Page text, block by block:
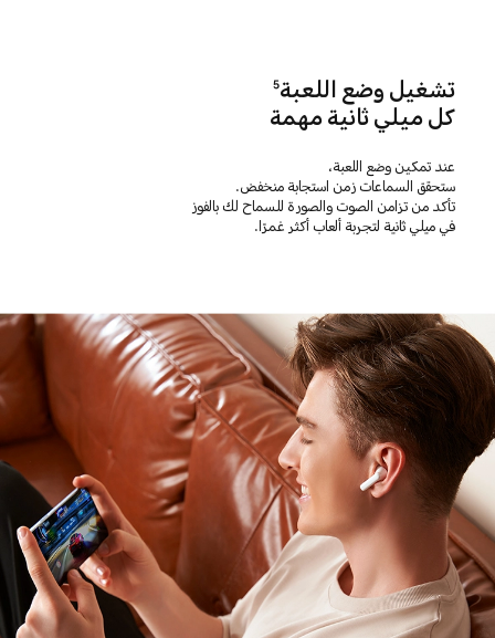
تشغيل وضع اللعبة5
كل ميلي ثانية مهمة
عند تمكين وضع اللعبة،
ستحقق السماعات زمن استجابة منخفض.
تأكد من تزامن الصوت والصورة للسماح لك بالفوز
في ميلي ثانية لتجربة ألعاب أكثر غمرًا.